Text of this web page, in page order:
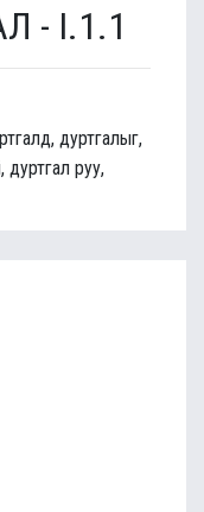
- I.1.1
дуртгалыг,
дуртгал руу,